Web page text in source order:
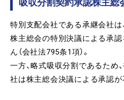
吸収分割契約承認株主総
特別支配会社である承継会社は
株主総会の特別決議による承
ん（会社法795条1項）。
一方、略式吸収分割であるため
社は株主総会決議による承認が